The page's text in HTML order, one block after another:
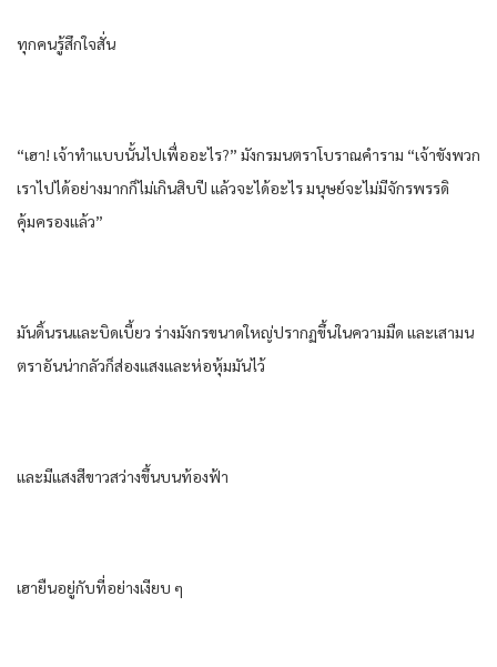
ทุกคนรู้สึกใจสั่น
“เฮา! เจ้าทำแบบนั้นไปเพื่ออะไร?” มังกรมนตราโบราณคำราม “เจ้าขังพวก
เราไปได้อย่างมากก็ไม่เกินสิบปี แล้วจะได้อะไร มนุษย์จะไม่มีจักรพรรดิ
คุ้มครองแล้ว”
มันดิ้นรนและบิดเบี้ยว ร่างมังกรขนาดใหญ่ปรากฏขึ้นในความมืด และเสามน
ตราอันน่ากลัวก็ส่องแสงและห่อหุ้มมันไว้
และมีแสงสีขาวสว่างขึ้นบนท้องฟ้า
เฮายืนอยู่กับที่อย่างเงียบ ๆ